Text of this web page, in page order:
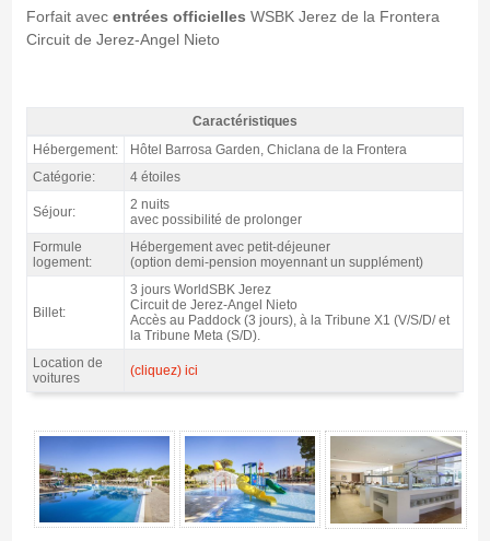
Forfait avec entrées officielles WSBK Jerez de la Frontera
Circuit de Jerez-Angel Nieto
Forfait WSBK Jerez, hôtel Barrosa Garden 4* / 2 nuits p.d. - Caractéristiques
Caractéristiques
Hébergement:
Hôtel Barrosa Garden, Chiclana de la Frontera
Catégorie:
4 étoiles
Séjour:
2 nuits
avec possibilité de prolonger
Formule
logement:
Hébergement avec petit-déjeuner
(option demi-pension moyennant un supplément)
Billet:
3 jours WorldSBK Jerez
Circuit de Jerez-Angel Nieto
Accès au Paddock (3 jours), à la Tribune X1 (V/S/D/ et
la Tribune Meta (S/D).
Location de
voitures
(cliquez) ici